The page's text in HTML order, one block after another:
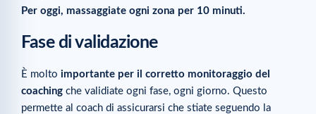
Per oggi, massaggiate ogni zona per 10 minuti.
Fase di validazione
È molto importante per il corretto monitoraggio del
coaching che validiate ogni fase, ogni giorno. Questo
permette al coach di assicurarsi che stiate seguendo la